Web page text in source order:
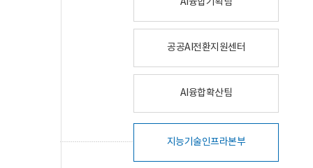
공공AI전환지원센터
AI융합확산팀
지능기술인프라본부